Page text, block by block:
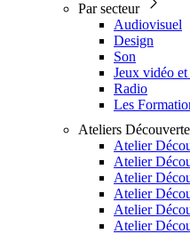
Par secteur
Audiovisuel
Design
Son
Jeux vidéo
Radio
Les
Ateliers Découverte
Atelier
Atelier
Atelier
Atelier
Atelier
Atelier